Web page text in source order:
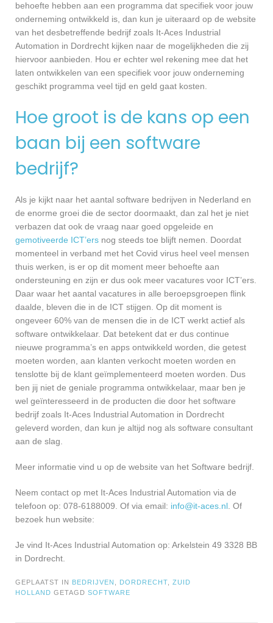
behoefte hebben aan een programma dat specifiek voor jouw
onderneming ontwikkeld is, dan kun je uiteraard op de website
van het desbetreffende bedrijf zoals It-Aces Industrial
Automation in Dordrecht kijken naar de mogelijkheden die zij
hiervoor aanbieden. Hou er echter wel rekening mee dat het
laten ontwikkelen van een specifiek voor jouw onderneming
geschikt programma veel tijd en geld gaat kosten.
Hoe groot is de kans op een
baan bij een software
bedrijf?
Als je kijkt naar het aantal software bedrijven in Nederland en
de enorme groei die de sector doormaakt, dan zal het je niet
verbazen dat ook de vraag naar goed opgeleide en
gemotiveerde ICT’ers nog steeds toe blijft nemen. Doordat
momenteel in verband met het Covid virus heel veel mensen
thuis werken, is er op dit moment meer behoefte aan
ondersteuning en zijn er dus ook meer vacatures voor ICT’ers.
Daar waar het aantal vacatures in alle beroepsgroepen flink
daalde, bleven die in de ICT stijgen. Op dit moment is
ongeveer 60% van de mensen die in de ICT werkt actief als
software ontwikkelaar. Dat betekent dat er dus continue
nieuwe programma’s en apps ontwikkeld worden, die getest
moeten worden, aan klanten verkocht moeten worden en
tenslotte bij de klant geïmplementeerd moeten worden. Dus
ben jij niet de geniale programma ontwikkelaar, maar ben je
wel geïnteresseerd in de producten die door het software
bedrijf zoals It-Aces Industrial Automation in Dordrecht
geleverd worden, dan kun je altijd nog als software consultant
aan de slag.
Meer informatie vind u op de website van het Software bedrijf.
Neem contact op met It-Aces Industrial Automation via de
telefoon op: 078-6188009. Of via email: info@it-aces.nl . Of
bezoek hun website:
Je vind It-Aces Industrial Automation op: Arkelstein 49 3328 BB
in Dordrecht.
GEPLAATST IN BEDRIJVEN DORDRECHT
ZUID
HOLLAND GETAGD SOFTWARE